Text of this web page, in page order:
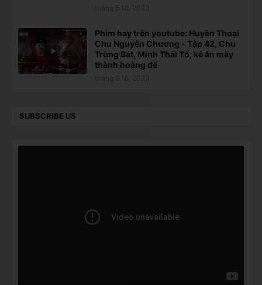
Phim hay trên youtube: Huyền Thoại
Chu Nguyên Chương - Tập 42, Chu
Trùng Bát, Minh Thái Tổ, kẻ ăn mày
thành hoàng đế
SUBSCRIBE US